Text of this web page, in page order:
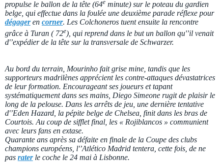
propulse le ballon de la tête (64e minute) sur le poteau du gardien
belge, qui effectue dans la foulée une deuxième parade réflexe pour
dégageren corner. Les Colchoneros tuent ensuite la rencontre
grâce à Turan ( 72e), qui reprend dans le but un ballon qu'’il venait
d'’expédier de la tête sur la transversale de Schwarzer.
Au bord du terrain, Mourinho fait grise mine, tandis que les
supporteurs madrilènes apprécient les contre-attaques dévastatrices
de leur formation. Encourageant ses joueurs et tapant
systématiquement dans ses mains, Diego Simeone rugit de plaisir le
long de la pelouse. Dans les arrêts de jeu, une dernière tentative
d'’Eden Hazard, la pépite belge de Chelsea, finit dans les bras de
Courtois. Au coup de sifflet final, les « Rojiblancos » communient
avec leurs fans en extase.
Quarante ans après sa défaite en finale de la Coupe des clubs
champions européens, l'’Atlético Madrid tentera, cette fois, de ne
pas raterle coche le 24 mai à Lisbonne.